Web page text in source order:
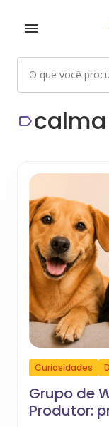
calma
Curiosidades
Grupo de
Produtor: